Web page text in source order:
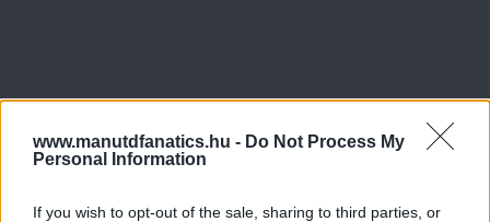
www.manutdfanatics.hu - Do Not Process My
Personal Information
If you wish to opt-out of the sale, sharing to third parties, or